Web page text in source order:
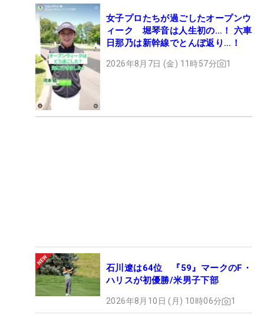
女子プロたちが過ごしたオープンウ
ィーク 堀琴音は人生初の…！ 六車
日那乃は新幹線でとんぼ返り…！
2026年8月7日 (金) 11時57分 1
石川遼は64位 『59』マークのF・
ハリスが初優勝/米男子下部
2026年8月10日 (月) 10時06分 1